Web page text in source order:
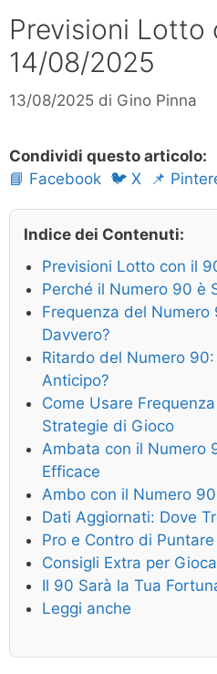
Previsioni Lotto
14/08/2025
13/08/2025 di Gino Pinna
Condividi questo articolo:
📘 Facebook 🐦 X 📌
Indice dei Contenuti:
Previsioni Lotto con il
Perché il Numero 90 è
Frequenza del Numero
Davvero?
Ritardo del Numero
Anticipo?
Come Usare
Strategie di Gioco
Ambata con il Numero
Efficace
Ambo con il Numero
Dati Aggiornati: Dove
Pro e Contro di
Consigli Extra per
Il 90 Sarà la Tua
Leggi anche